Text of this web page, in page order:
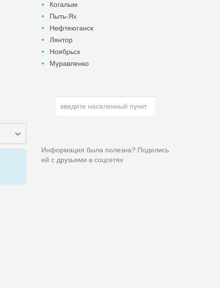
Когалым
Пыть-Ях
Нефтеюганск
Лянтор
Ноябрьск
Муравленко
Информация была полезна? Поделись
ей с друзьями в соцсетях